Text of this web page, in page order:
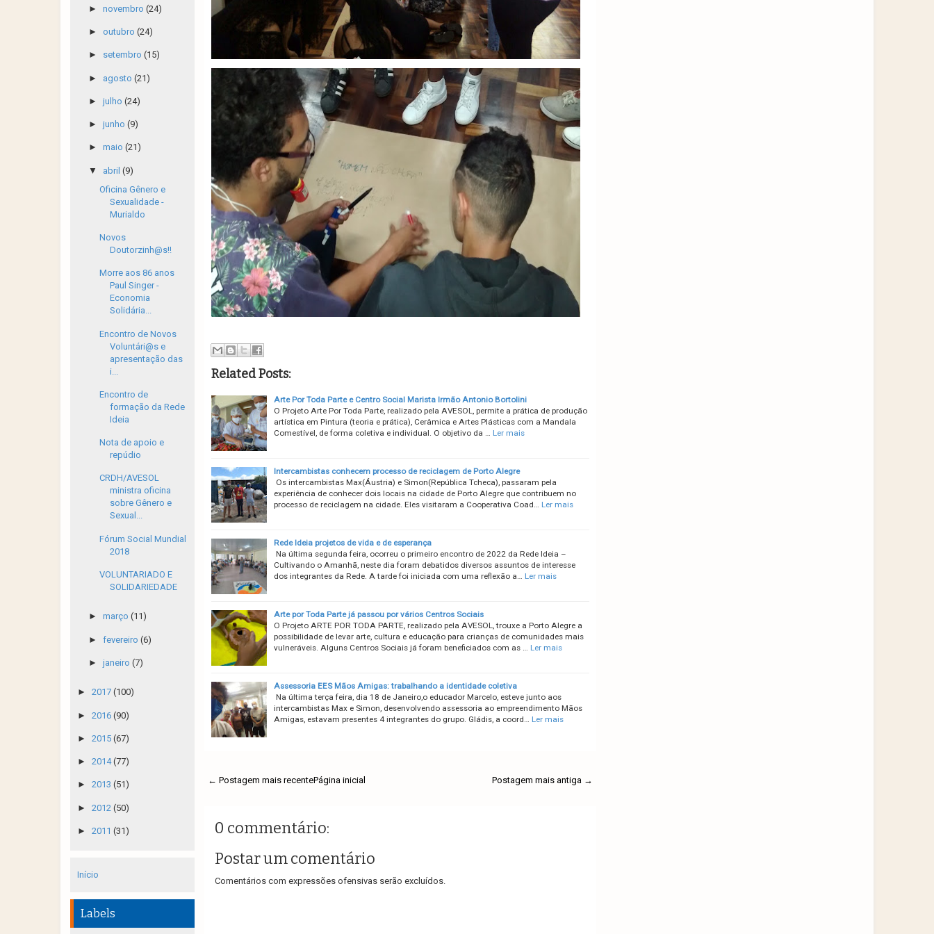
Related Posts:
Arte Por Toda Parte e Centro Social Marista Irmão Antonio Bortolini
O Projeto Arte Por Toda Parte, realizado pela AVESOL, permite a prática de produção
artística em Pintura (teoria e prática), Cerâmica e Artes Plásticas com a Mandala
Comestível, de forma coletiva e individual. O objetivo da …
Ler mais
Intercambistas conhecem processo de reciclagem de Porto Alegre
Os intercambistas Max(Áustria) e Simon(República Tcheca), passaram pela
experiência de conhecer dois locais na cidade de Porto Alegre que contribuem no
processo de reciclagem na cidade. Eles visitaram a Cooperativa Coad…
Ler mais
Rede Ideia projetos de vida e de esperança
Na última segunda feira, ocorreu o primeiro encontro de 2022 da Rede Ideia –
Cultivando o Amanhã, neste dia foram debatidos diversos assuntos de interesse
dos integrantes da Rede. A tarde foi iniciada com uma reflexão a…
Ler mais
Arte por Toda Parte já passou por vários Centros Sociais
O Projeto ARTE POR TODA PARTE, realizado pela AVESOL, trouxe a Porto Alegre a
possibilidade de levar arte, cultura e educação para crianças de comunidades mais
vulneráveis. Alguns Centros Sociais já foram beneficiados com as …
Ler mais
Assessoria EES Mãos Amigas: trabalhando a identidade coletiva
Na última terça feira, dia 18 de Janeiro,o educador Marcelo, esteve junto aos
intercambistas Max e Simon, desenvolvendo assessoria ao empreendimento Mãos
Amigas, estavam presentes 4 integrantes do grupo. Gládis, a coord…
Ler mais
← Postagem mais recente Postagem mais antiga →
Página inicial
0 commentário:
Postar um comentário
Comentários com expressões ofensivas serão excluídos.
► novembro (24)
► outubro (24)
► setembro (15)
► agosto (21)
► julho (24)
► junho (9)
► maio (21)
▼ abril (9)
Oficina Gênero e
Sexualidade -
Murialdo
Novos
Doutorzinh@s!!
Morre aos 86 anos
Paul Singer -
Economia
Solidária...
Encontro de Novos
Voluntári@s e
apresentação das
i...
Encontro de
formação da Rede
Ideia
Nota de apoio e
repúdio
CRDH/AVESOL
ministra oficina
sobre Gênero e
Sexual...
Fórum Social Mundial
2018
VOLUNTARIADO E
SOLIDARIEDADE
► março (11)
► fevereiro (6)
► janeiro (7)
► 2017 (100)
► 2016 (90)
► 2015 (67)
► 2014(77)
► 2013 (51)
► 2012 (50)
► 2011 (31)
Início
Labels